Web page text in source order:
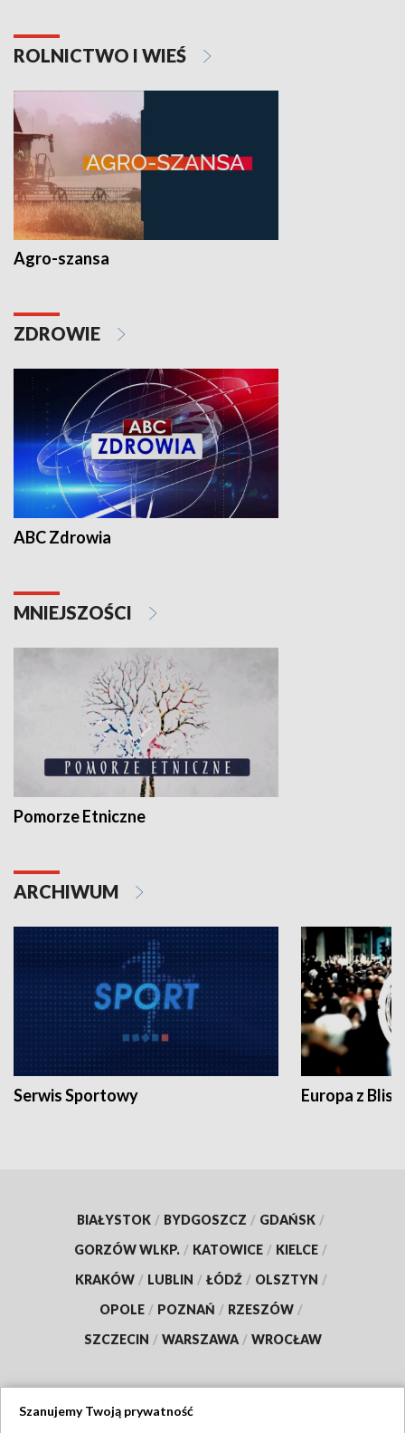
ROLNICTWO I WIEŚ
Agro-szansa
ZDROWIE
ABC Zdrowia
MNIEJSZOŚCI
Pomorze Etniczne
ARCHIWUM
Serwis Sportowy Europa z
BIAŁYSTOK / BYDGOSZCZ / GDAŃSK /
GORZÓW WLKP. / KATOWICE / KIELCE /
KRAKÓW / LUBLIN / ŁÓDŹ / OLSZTYN /
OPOLE / POZNAŃ / RZESZÓW /
SZCZECIN / WARSZAWA / WROCŁAW
Szanujemy Twoją prywatność